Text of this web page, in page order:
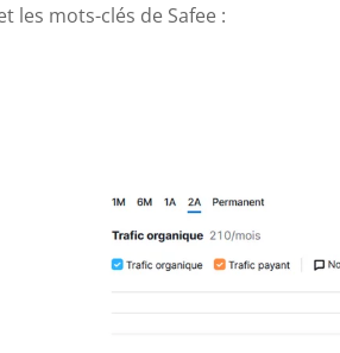
les mots-clés de Safee :